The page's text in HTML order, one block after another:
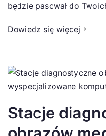
będzie pasował do
Dowiedz się więcej
Stacje